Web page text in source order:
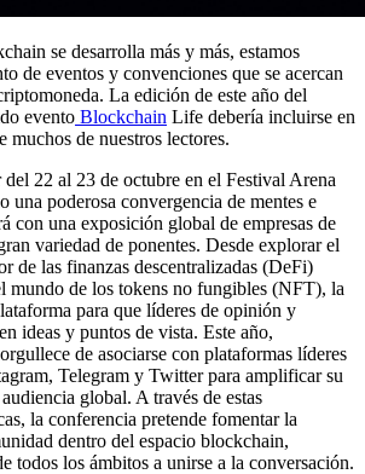
se desarrolla más y más, estamos
de eventos y convenciones que se acercan
La edición de este año del
evento Blockchain Life debería incluirse en
muchos de nuestros lectores.
22 al 23 de octubre en el Festival Arena
una poderosa convergencia de mentes e
con una exposición global de empresas de
variedad de ponentes. Desde explorar el
de las finanzas descentralizadas (DeFi)
mundo de los tokens no fungibles (NFT), la
para que líderes de opinión y
ideas y puntos de vista. Este año,
de asociarse con plataformas líderes
Telegram y Twitter para amplificar su
global. A través de estas
la conferencia pretende fomentar la
dentro del espacio blockchain,
todos los ámbitos a unirse a la conversación.